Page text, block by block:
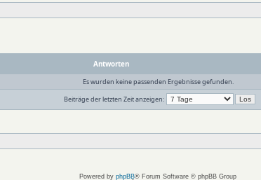
Antworten
Es wurden keine passenden Ergebnisse gefunden.
Beiträge der letzten Zeit anzeigen:
Powered by phpBB® Forum Software © phpBB Group